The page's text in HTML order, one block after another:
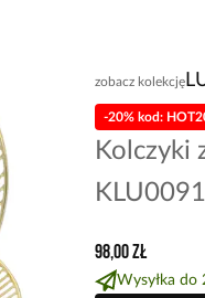
zobacz kolekcję
Kolczyki
KLU0091
-20% kod:
98,00 zł
Wysyłka do